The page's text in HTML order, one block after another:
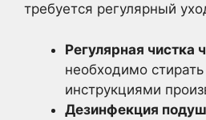
требуется регулярный
Регулярная чистка
необходимо
инструкциями
Дезинфекция